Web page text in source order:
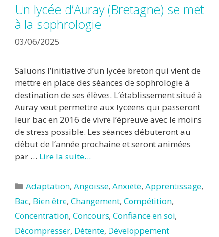
Un lycée d’Auray (Bretagne) se met
à la sophrologie
03/06/2025
Saluons l’initiative d’un lycée breton qui vient de
mettre en place des séances de sophrologie à
destination de ses élèves. L’établissement situé à
Auray veut permettre aux lycéens qui passeront
leur bac en 2016 de vivre l’épreuve avec le moins
de stress possible. Les séances débuteront au
début de l’année prochaine et seront animées
par … Lire la suite…
Catégories
Adaptation,Angoisse,Anxiété,Apprentissage,
Bac, Bien être, Changement, Compétition,
Concentration, Concours, Confiance en soi,
Décompresser, Détente, Développement